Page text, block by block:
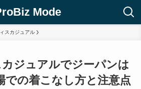
Mode
スカジュアル
ジュアルでジーパンは
での着こなし方と注意点